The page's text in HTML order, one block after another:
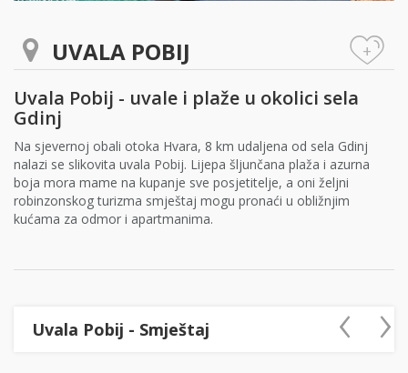
UVALA POBIJ +
Uvala Pobij - uvale i plaže u okolici sela
Gdinj
Na sjevernoj obali otoka Hvara, 8 km udaljena od sela Gdinj
nalazi se slikovita uvala Pobij. Lijepa šljunčana plaža i azurna
boja mora mame na kupanje sve posjetitelje, a oni željni
robinzonskog turizma smještaj mogu pronaći u obližnjim
kućama za odmor i apartmanima.
Uvala Pobij - Smještaj ‹ ›